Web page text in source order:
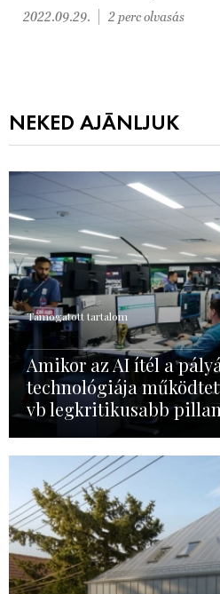
2022.09.29. 2 perc olvasás
NEKED AJÁNLJUK
Támogatott tartalom
Amikor az AI ítél a
technológiája
vb legkritikusabb